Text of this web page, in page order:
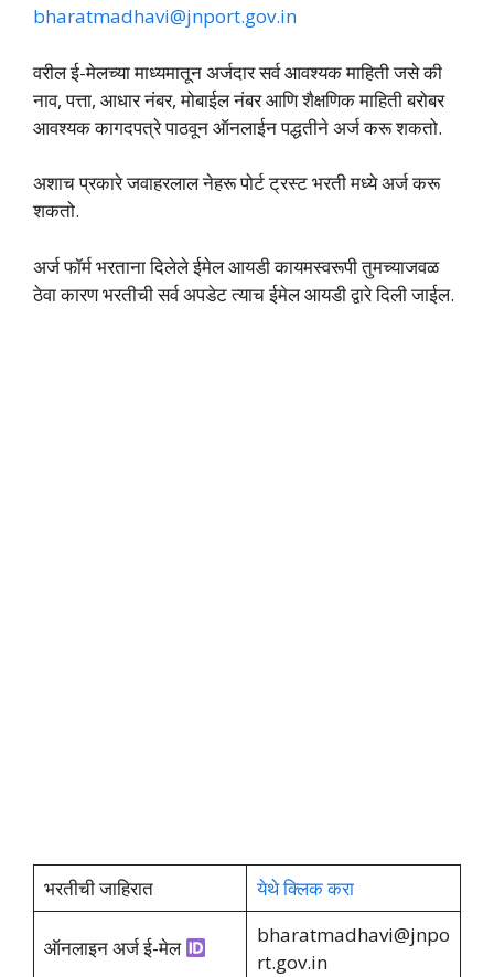
bharatmadhavi@jnport.gov.in
वरील ई-मेलच्या माध्यमातून अर्जदार सर्व आवश्यक माहिती जसे की
नाव, पत्ता, आधार नंबर, मोबाईल नंबर आणि शैक्षणिक माहिती बरोबर
आवश्यक कागदपत्रे पाठवून ऑनलाईन पद्धतीने अर्ज करू शकतो.
अशाच प्रकारे जवाहरलाल नेहरू पोर्ट ट्रस्ट भरती मध्ये अर्ज करू
शकतो.
अर्ज फॉर्म भरताना दिलेले ईमेल आयडी कायमस्वरूपी तुमच्याजवळ
ठेवा कारण भरतीची सर्व अपडेट त्याच ईमेल आयडी द्वारे दिली जाईल.
भरतीची जाहिरात येथे क्लिक करा
ऑनलाइन अर्ज ई-मेल
bharatmadhavi@jnpo
rt.gov.in